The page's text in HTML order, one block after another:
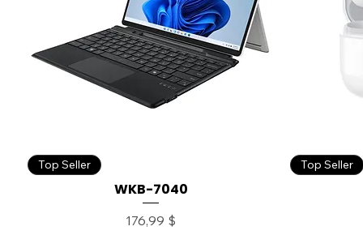
Top Seller
WKB-7040
Prix
176,99 $
Top Seller